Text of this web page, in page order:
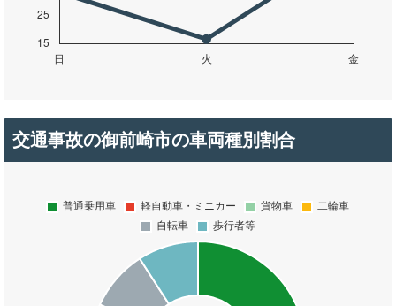
交通事故の御前崎市の車両種別割合